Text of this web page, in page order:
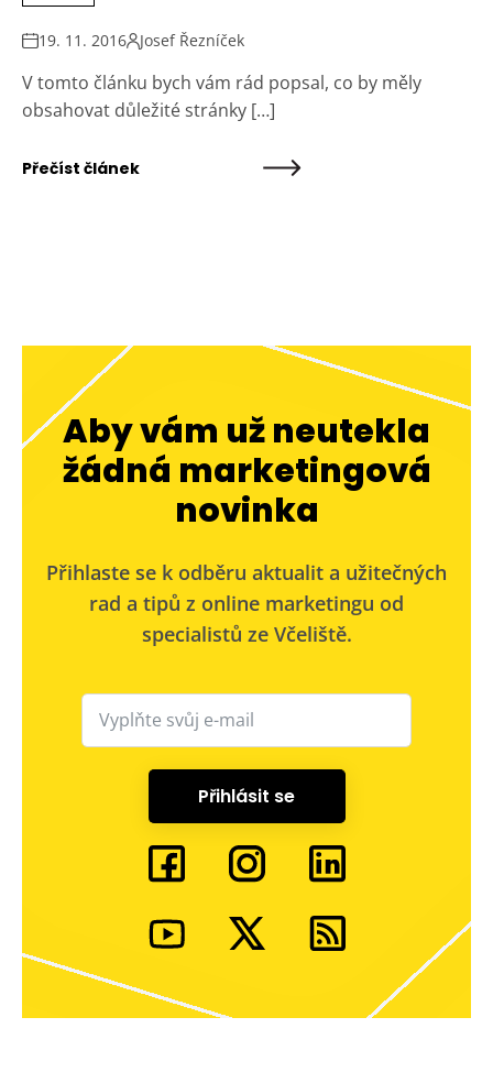
19. 11. 2016 Josef Řezníček
V tomto článku bych vám rád popsal, co by měly
obsahovat důležité stránky […]
Přečíst článek
Aby vám už neutekla
žádná marketingová
novinka
Přihlaste se k odběru aktualit a užitečných
rad a tipů z online marketingu od
specialistů ze Včeliště.
Přihlásit se